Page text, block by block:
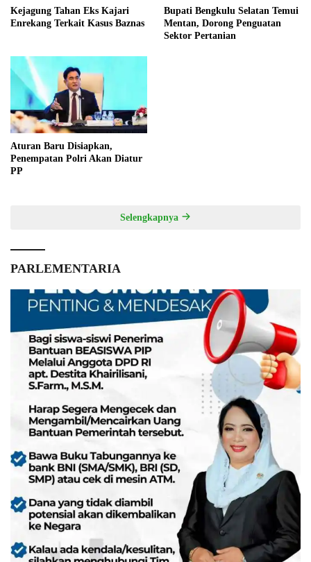
Kejagung Tahan Eks Kajari
Enrekang Terkait Kasus Baznas
Bupati Bengkulu Selatan Temui
Mentan, Dorong Penguatan
Sektor Pertanian
Aturan Baru Disiapkan,
Penempatan Polri Akan Diatur
PP
Selengkapnya
PARLEMENTARIA